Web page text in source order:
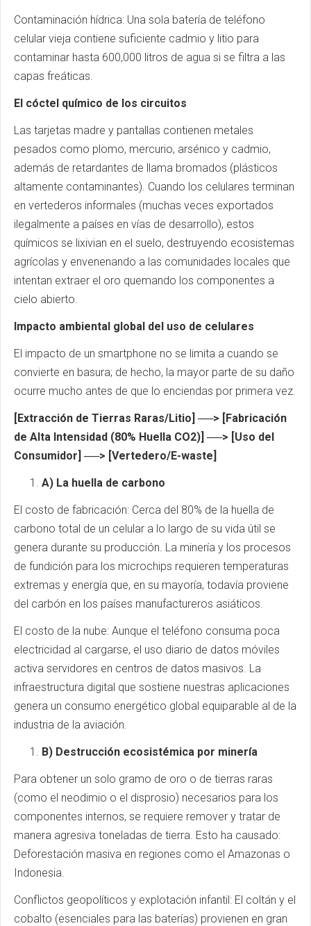
Contaminación hídrica: Una sola batería de teléfono
celular vieja contiene suficiente cadmio y litio para
contaminar hasta 600,000 litros de agua si se filtra a las
capas freáticas.
El cóctel químico de los circuitos
Las tarjetas madre y pantallas contienen metales
pesados como plomo, mercurio, arsénico y cadmio,
además de retardantes de llama bromados (plásticos
altamente contaminantes). Cuando los celulares terminan
en vertederos informales (muchas veces exportados
ilegalmente a países en vías de desarrollo), estos
químicos se lixivian en el suelo, destruyendo ecosistemas
agrícolas y envenenando a las comunidades locales que
intentan extraer el oro quemando los componentes a
cielo abierto.
Impacto ambiental global del uso de celulares
El impacto de un smartphone no se limita a cuando se
convierte en basura; de hecho, la mayor parte de su daño
ocurre mucho antes de que lo enciendas por primera vez.
[Extracción de Tierras Raras/Litio] ──> [Fabricación
de Alta Intensidad (80% Huella CO2)] ──> [Uso del
Consumidor] ──> [Vertedero/E-waste]
A) La huella de carbono
El costo de fabricación: Cerca del 80% de la huella de
carbono total de un celular a lo largo de su vida útil se
genera durante su producción. La minería y los procesos
de fundición para los microchips requieren temperaturas
extremas y energía que, en su mayoría, todavía proviene
del carbón en los países manufactureros asiáticos.
El costo de la nube: Aunque el teléfono consuma poca
electricidad al cargarse, el uso diario de datos móviles
activa servidores en centros de datos masivos. La
infraestructura digital que sostiene nuestras aplicaciones
genera un consumo energético global equiparable al de la
industria de la aviación.
B) Destrucción ecosistémica por minería
Para obtener un solo gramo de oro o de tierras raras
(como el neodimio o el disprosio) necesarios para los
componentes internos, se requiere remover y tratar de
manera agresiva toneladas de tierra. Esto ha causado:
Deforestación masiva en regiones como el Amazonas o
Indonesia.
Conflictos geopolíticos y explotación infantil: El coltán y el
cobalto (esenciales para las baterías) provienen en gran